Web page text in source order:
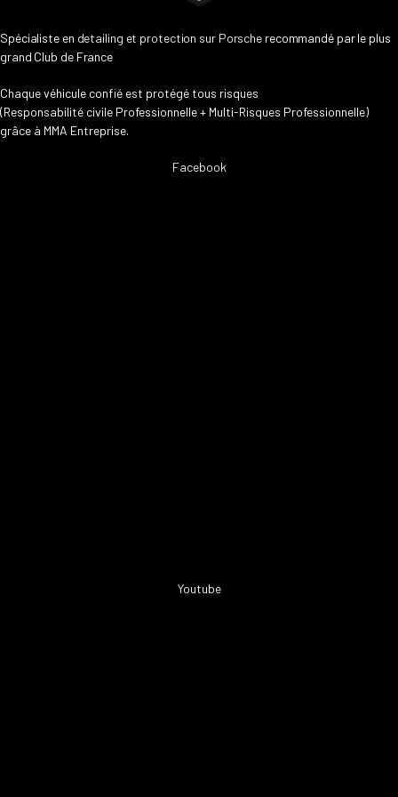
Spécialiste en detailing et protection sur Porsche recommandé par le plus
grand Club de France
Chaque véhicule confié est protégé tous risques
(Responsabilité civile Professionnelle + Multi-Risques Professionnelle)
grâce à MMA Entreprise.
Facebook
Youtube